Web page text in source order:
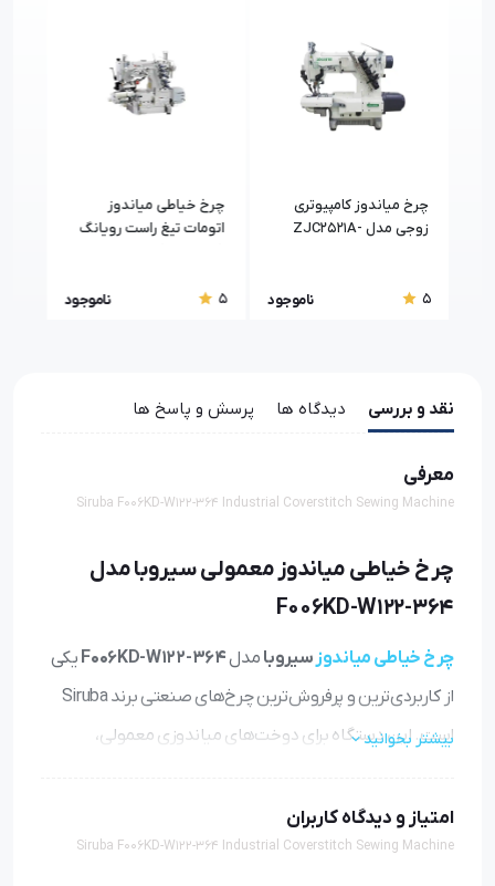
چرخ میاندوز کامپیوتری
زوجی مدل ZJC2521A-
5 ناموجود
چرخ خیاطی میاندوز
اتومات تیغ راست رویانگ
5
ناموجود
نقد و بررسی دیدگاه ها پرسش و پاسخ ها
معرفی
Siruba F006KD-W122-364 Industrial Coverstitch Sewing Machine
چرخ خیاطی میاندوز معمولی سیروبا مدل
F006KD-W122-364
چرخ خیاطی میاندوز سیروبا مدلF006KD-W122-364 یکی
از کاربردی‌ترین و پرفروش‌ترین چرخ‌های صنعتی برند Siruba
است. این دستگاه برای دوخت‌های میاندوزی معمولی،
و به دلیل کیفیت بالای دوخت، عملکرد روان و دوام عالی، در
کارگاه‌های تولیدی بسیار محبوب است.
بیشتر بخوانید
امتیاز و دیدگاه کاربران
Siruba F006KD-W122-364 Industrial Coverstitch Sewing Machine